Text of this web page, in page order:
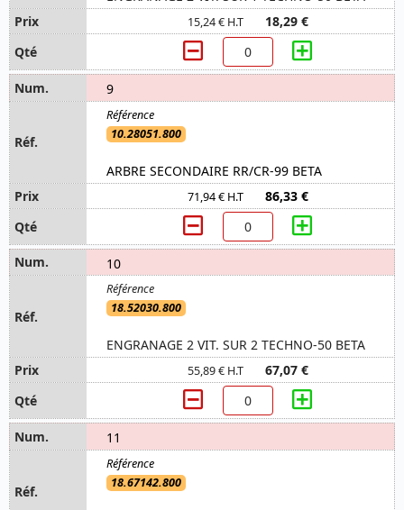
15,24 € H.T 18,29 €
9
10.28051.800
ARBRE SECONDAIRE RR/CR-99 BETA
71,94 € H.T 86,33 €
10
18.52030.800
ENGRANAGE 2 VIT. SUR 2 TECHNO-50 BETA
55,89 € H.T 67,07 €
11
18.67142.800